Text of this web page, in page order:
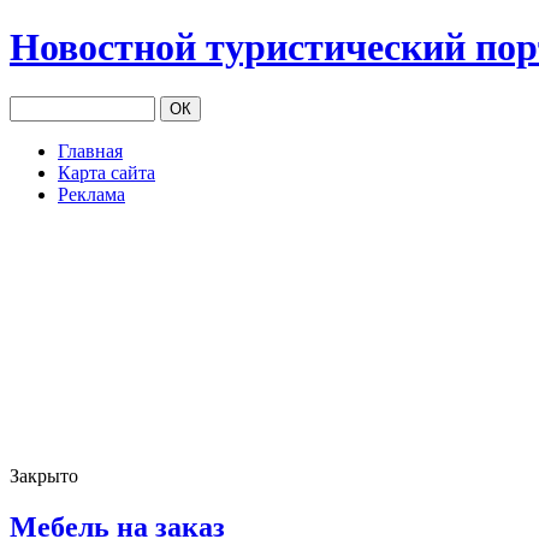
Новостной туристический
Главная
Карта сайта
Реклама
Закрыто
Мебель на заказ